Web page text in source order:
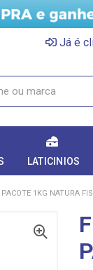
Já é
LATICINIOS
1KG NATURA